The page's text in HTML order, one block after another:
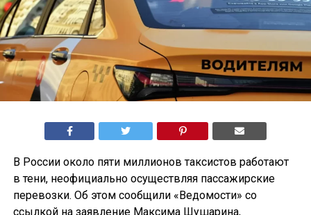
В России около пяти миллионов таксистов работают
в тени, неофициально осуществляя пассажирские
перевозки. Об этом сообщили «Ведомости» со
ссылкой на заявление Максима Шушарина,